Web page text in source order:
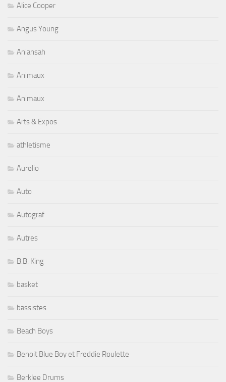
Alice Cooper
Angus Young
Aniansah
Animaux
Animaux
Arts & Expos
athletisme
Aurelio
Auto
Autograf
Autres
B.B. King
basket
bassistes
Beach Boys
Benoit Blue Boy et Freddie Roulette
Berklee Drums